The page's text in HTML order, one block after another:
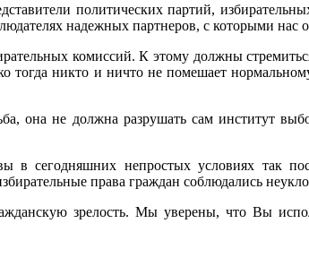
политических партий,
надежных партнеров, с которыми нас
комиссий. К этому должны
тогда никто и ничто не помешает
она не должна разрушать сам институт
в сегодняшних непростых условиях так
права граждан соблюдались
зрелость. Мы уверены, что Вы